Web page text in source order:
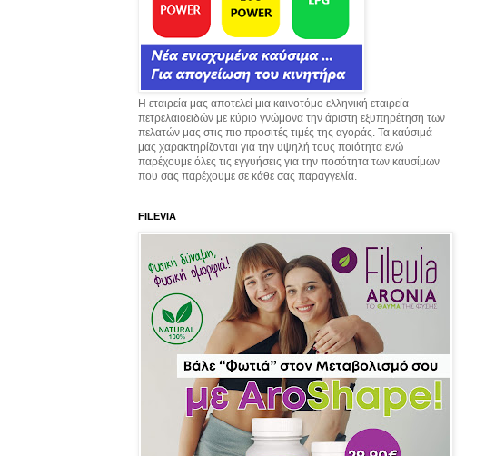
Η εταιρεία μας αποτελεί μια καινοτόμο ελληνική εταιρεία
πετρελαιοειδών με κύριο γνώμονα την άριστη εξυπηρέτηση των
πελατών μας στις πιο προσιτές τιμές της αγοράς. Τα καύσιμά
μας χαρακτηρίζονται για την υψηλή τους ποιότητα ενώ
παρέχουμε όλες τις εγγυήσεις για την ποσότητα των καυσίμων
που σας παρέχουμε σε κάθε σας παραγγελία.
FILEVIA